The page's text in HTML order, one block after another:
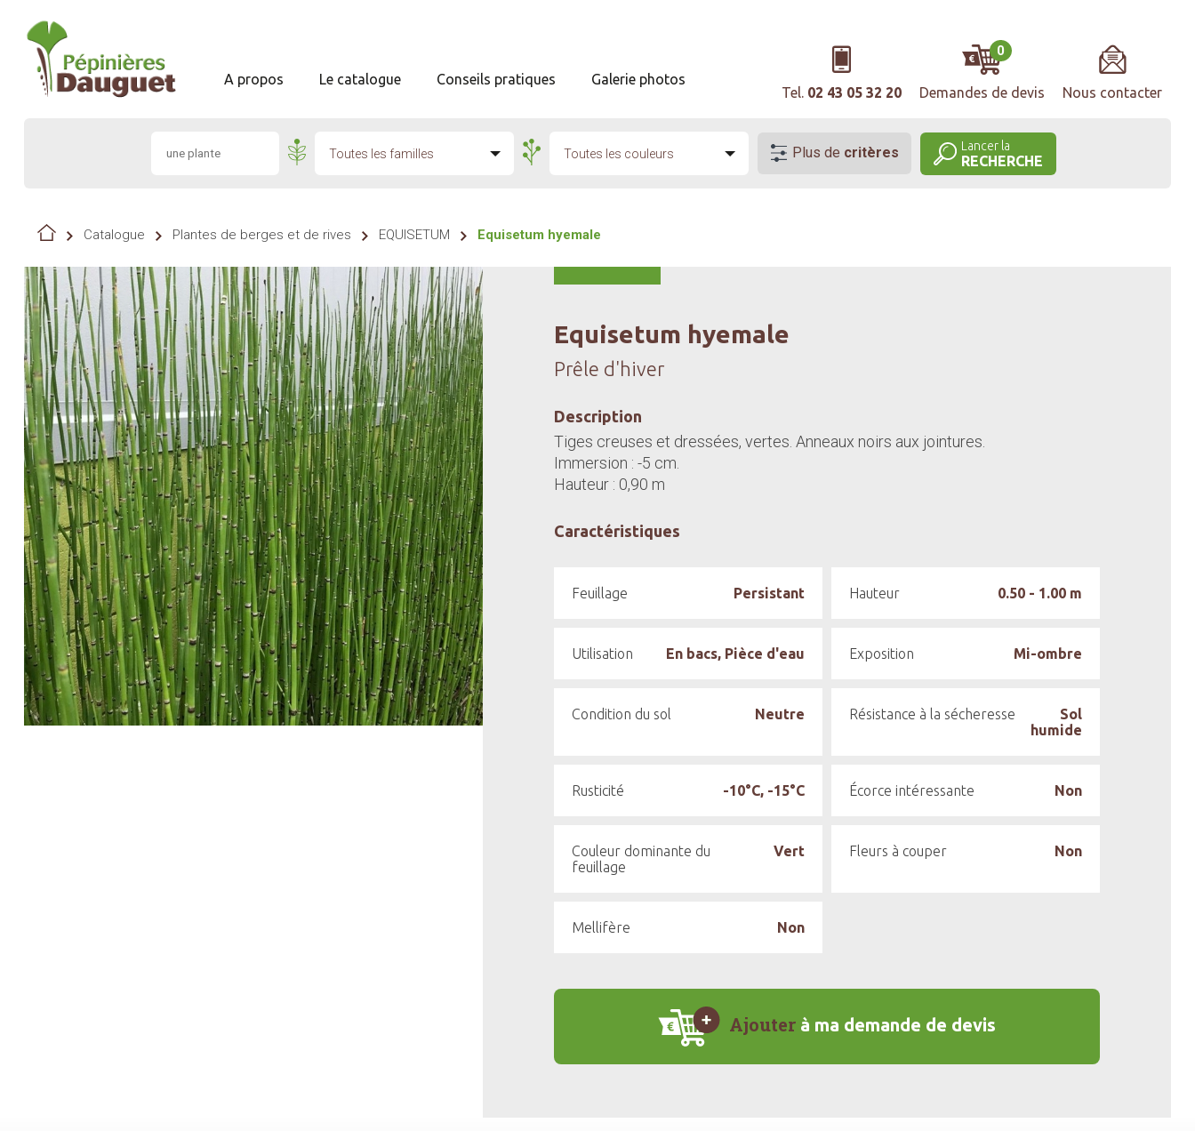
A propos Le catalogue Conseils pratiques
Galerie photos
Tel. 02 43 05 32 20
0
Demandes de devis Nous contacter
Toutes les familles Toutes les couleurs Plus de critères Lancer la
RECHERCHE
Catalogue Plantes de berges et de rives EQUISETUM Equisetum hyemale
Equisetum hyemale
Prêle d'hiver
Description
Tiges creuses et dressées, vertes. Anneaux noirs aux jointures.
Immersion : -5 cm.
Hauteur : 0,90 m
Caractéristiques
Feuillage Persistant Hauteur 0.50 - 1.00 m
Utilisation En bacs, Pièce d'eau Exposition Mi-ombre
Condition du sol Neutre Résistance à la sécheresse
Sol
humide
Rusticité -10°C, -15°C Écorce intéressante Non
Couleur dominante du
feuillage
Vert Fleurs à couper Non
Mellifère Non
Ajouter à ma demande de devis